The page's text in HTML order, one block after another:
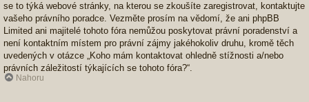
se to týká webové stránky, na kterou se zkoušíte zaregistrovat, kontaktujte
vašeho právního poradce. Vezměte prosím na vědomí, že ani phpBB
Limited ani majitelé tohoto fóra nemůžou poskytovat právní poradenství a
není kontaktním místem pro právní zájmy jakéhokoliv druhu, kromě těch
uvedených v otázce „Koho mám kontaktovat ohledně stížnosti a/nebo
právních záležitostí týkajících se tohoto fóra?“.
Nahoru